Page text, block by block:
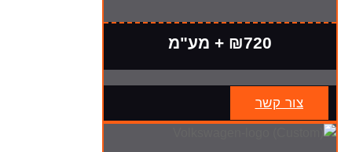
₪720 + מע"מ
צור קשר